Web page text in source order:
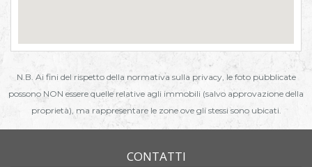
N.B. Ai fini del rispetto della normativa sulla privacy, le foto pubblicate
possono NON essere quelle relative agli immobili (salvo approvazione della
proprietà), ma rappresentare le zone ove gli stessi sono ubicati.
CONTATTI